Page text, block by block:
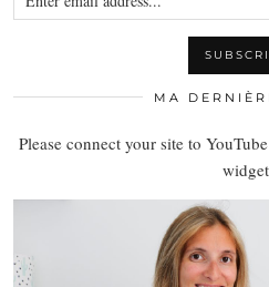
MA
Please connect your site to